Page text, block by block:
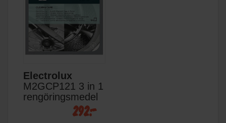
Electrolux
M2GCP121 3 in 1
rengöringsmedel
292:-